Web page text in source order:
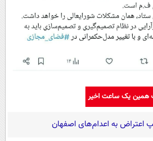
حیات وحش
سیاست خارجی
همین یک ساعت اخیر
اعتراض به اعدام‌های اصفهان